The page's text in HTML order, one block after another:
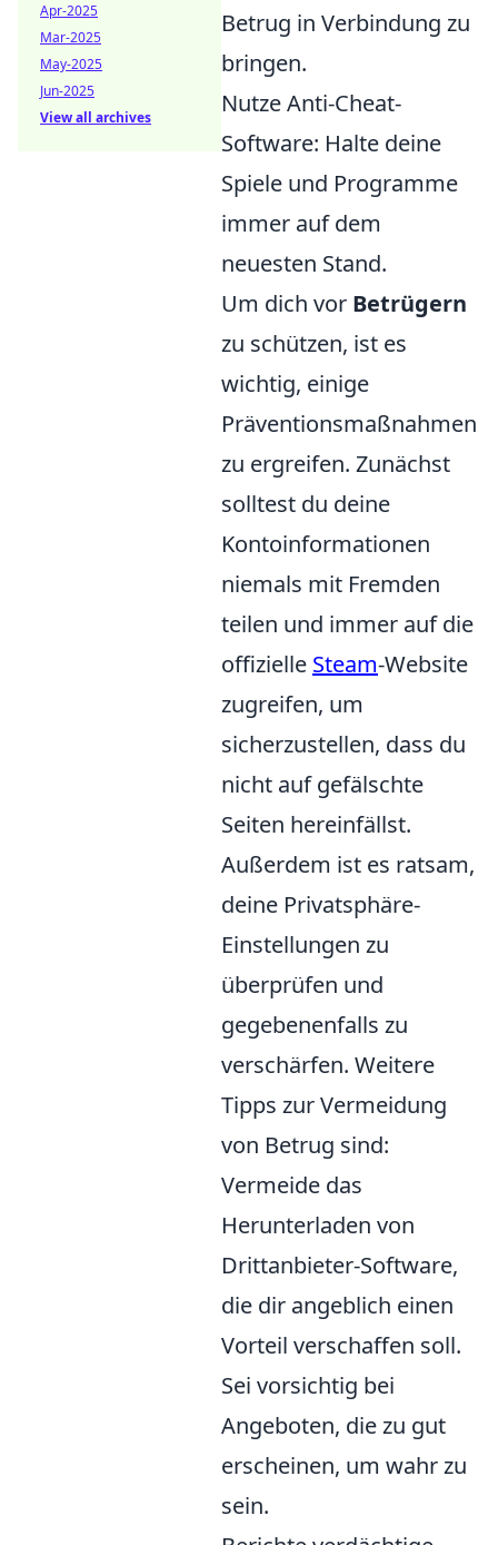
Betrug in Verbindung zu
bringen.
Nutze Anti-Cheat-
Software: Halte deine
Spiele und Programme
immer auf dem
neuesten Stand.
Um dich vor Betrügern
zu schützen, ist es
wichtig, einige
Präventionsmaßnahmen
zu ergreifen. Zunächst
solltest du deine
Kontoinformationen
niemals mit Fremden
teilen und immer auf die
offizielle Steam-Website
zugreifen, um
sicherzustellen, dass du
nicht auf gefälschte
Seiten hereinfällst.
Außerdem ist es ratsam,
deine Privatsphäre-
Einstellungen zu
überprüfen und
gegebenenfalls zu
verschärfen. Weitere
Tipps zur Vermeidung
von Betrug sind:
Vermeide das
Herunterladen von
Drittanbieter-Software,
die dir angeblich einen
Vorteil verschaffen soll.
Sei vorsichtig bei
Angeboten, die zu gut
erscheinen, um wahr zu
sein.
Apr-2025
Mar-2025
May-2025
Jun-2025
View all archives